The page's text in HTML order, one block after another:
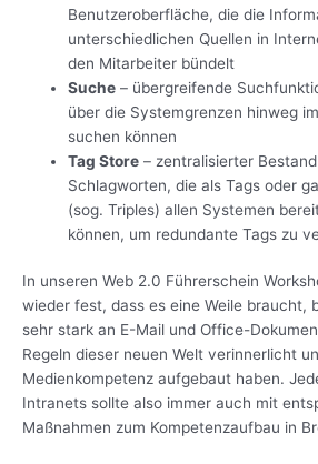
Benutzeroberfläche, die die
unterschiedlichen Quellen in
den Mitarbeiter bündelt
Suche – übergreifende
über die Systemgrenzen hinweg
suchen können
Tag Store – zentralisierter
Schlagworten, die als Tags oder
(sog. Triples) allen Systemen
können, um redundante Tags zu
In unseren Web 2.0 Führerschein
wieder fest, dass es eine Weile braucht,
sehr stark an E-Mail und Office-
Regeln dieser neuen Welt verinnerlicht
Medienkompetenz aufgebaut haben.
Intranets sollte also immer auch mit
Maßnahmen zum Kompetenzaufbau in